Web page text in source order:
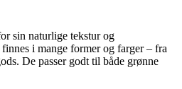
sin naturlige tekstur og
i mange former og farger – fra
De passer godt til både grønne